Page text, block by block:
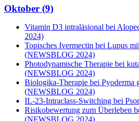
Oktober (9)
Vitamin D3 intraläsional bei
2024)
Topisches Ivermectin bei Lupus
(NEWSBLOG 2024)
Photodynamische Therapie bei
(NEWSBLOG 2024)
Biologika-Therapie bei Pyoderma
(NEWSBLOG 2024)
IL-23-Intraclass-Switching bei
Risikobewertung zum Überleben
(NEWSBLOG 2024)